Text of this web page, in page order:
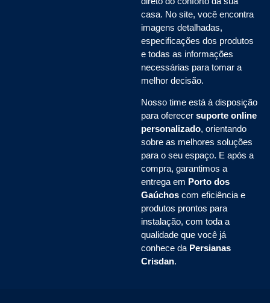
casa. No site, você encontra
imagens detalhadas,
especificações dos produtos
e todas as informações
necessárias para tomar a
melhor decisão.
Nosso time está à disposição
para oferecer suporte online
personalizado, orientando
sobre as melhores soluções
para o seu espaço. E após a
compra, garantimos a
entrega em Porto dos
Gaúchos com eficiência e
produtos prontos para
instalação, com toda a
qualidade que você já
conhece da Persianas
Crisdan.